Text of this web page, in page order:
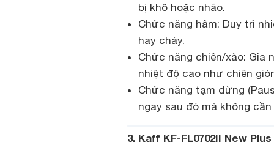
bị khô hoặc nhão.
Chức năng hâm: Duy trì
hay cháy.
Chức năng chiên/xào: Gia
nhiệt độ cao như chiên
Chức năng tạm dừng
ngay sau đó mà không
3. Kaff KF-FL0702II New